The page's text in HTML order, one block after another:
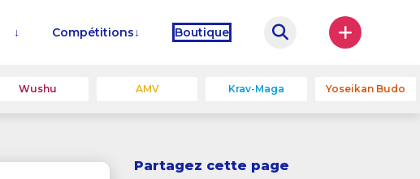
Compétitions Boutique
Wushu AMV Krav-Maga Yoseikan Budo
Partagez cette page